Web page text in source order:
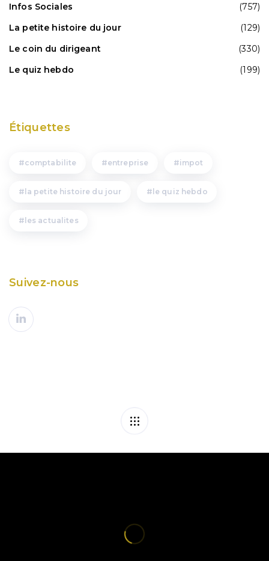
Infos Sociales
(757)
La petite histoire du jour
(129)
Le coin du dirigeant
(330)
Le quiz hebdo
(199)
Étiquettes
comptabilite entreprise impot
la petite histoire du jour le quiz hebdo
les actualites
Suivez-nous